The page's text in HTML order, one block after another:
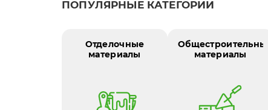
ПОПУЛЯРНЫЕ КАТЕГОРИИ
Отделочные
материалы
Общестроительные
материалы